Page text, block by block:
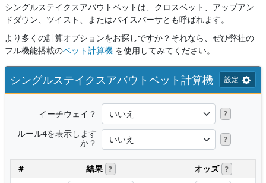
シングルステイクスアバウトベットは、クロスベット、アップアン
ドダウン、ツイスト、またはバイスバーサとも呼ばれます。
より多くの計算オプションをお探しですか？それなら、ぜひ弊社の
フル機能搭載のベット計算機 を使用してみてください。
シングルステイクスアバウトベット計算機 設定
イーチウェイ？ ?
ルール4を表示します
か？
?
# 結果 ? オッズ ?